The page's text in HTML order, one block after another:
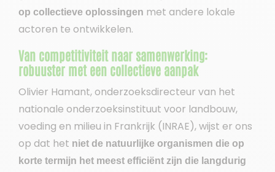
op collectieve oplossingen met andere lokale
actoren te ontwikkelen.
Van competitiviteit naar samenwerking:
robuuster met een collectieve aanpak
Olivier Hamant, onderzoeksdirecteur van het
nationale onderzoeksinstituut voor landbouw,
voeding en milieu in Frankrijk (INRAE), wijst er ons
op dat het niet de natuurlijke organismen die op
korte termijn het meest efficiënt zijn die langdurig